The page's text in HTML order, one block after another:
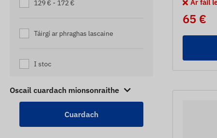
129 € - 172 €
Táirgí ar phraghas lascaine
I stoc
Oscail cuardach mionsonraithe
Ar fáil
65 €